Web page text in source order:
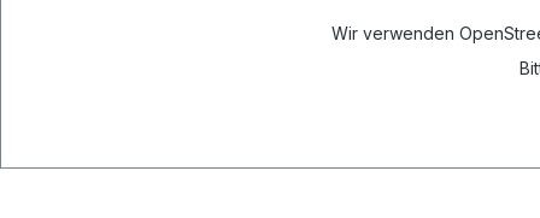
Wir verwenden